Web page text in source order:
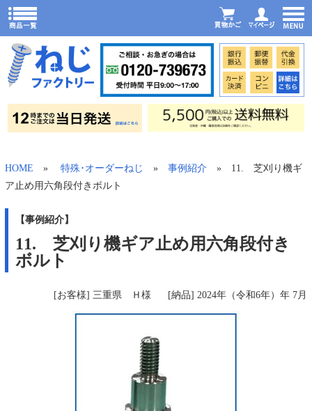
HOME » 特殊･オーダーねじ » 事例紹介 » 11. 芝刈り機ギ
ア止め用六角段付きボルト
【事例紹介】
11. 芝刈り機ギア止め用六角段付き
ボルト
[お客様] 三重県 Ｈ様 [納品] 2024年（令和6年）年 7月